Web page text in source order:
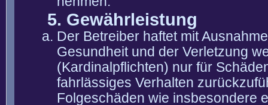
5. Gewährleistung
Der Betreiber haftet mit
Gesundheit und der Verletzung
(Kardinalpflichten) nur für
fahrlässiges Verhalten
Folgeschäden wie insbesondere